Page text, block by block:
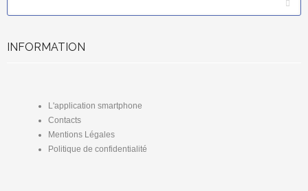
INFORMATION
L'application smartphone
Contacts
Mentions Légales
Politique de confidentialité